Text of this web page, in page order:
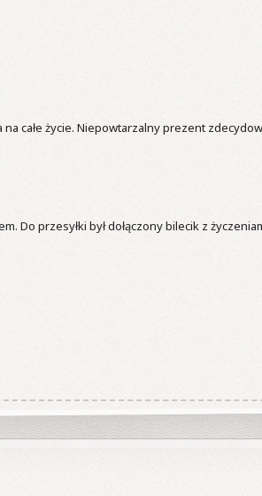
całe życie. Niepowtarzalny prezent
Do przesyłki był dołączony bilecik z